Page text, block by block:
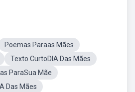
Poemas Paraas Mães
Texto CurtoDIA Das Mães
ParaSua Mãe
Das Mães